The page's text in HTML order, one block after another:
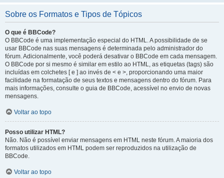
Sobre os Formatos e Tipos de Tópicos
O que é BBCode?
O BBCode é uma implementação especial do HTML. A possibilidade de se
usar BBCode nas suas mensagens é determinada pelo administrador do
fórum. Adicionalmente, você poderá desativar o BBCode em cada mensagem.
O BBCode por si mesmo é similar em estilo ao HTML, as etiquetas (tags) são
incluídas em colchetes [ e ] ao invés de < e >, proporcionando uma maior
facilidade na formatação de seus textos e mensagens dentro do fórum. Para
mais informações, consulte o guia de BBCode, acessível no envio de novas
mensagens.
Voltar ao topo
Posso utilizar HTML?
Não. Não é possível enviar mensagens em HTML neste fórum. A maioria dos
formatos utilizados em HTML podem ser reproduzidos na utilização de
BBCode.
Voltar ao topo